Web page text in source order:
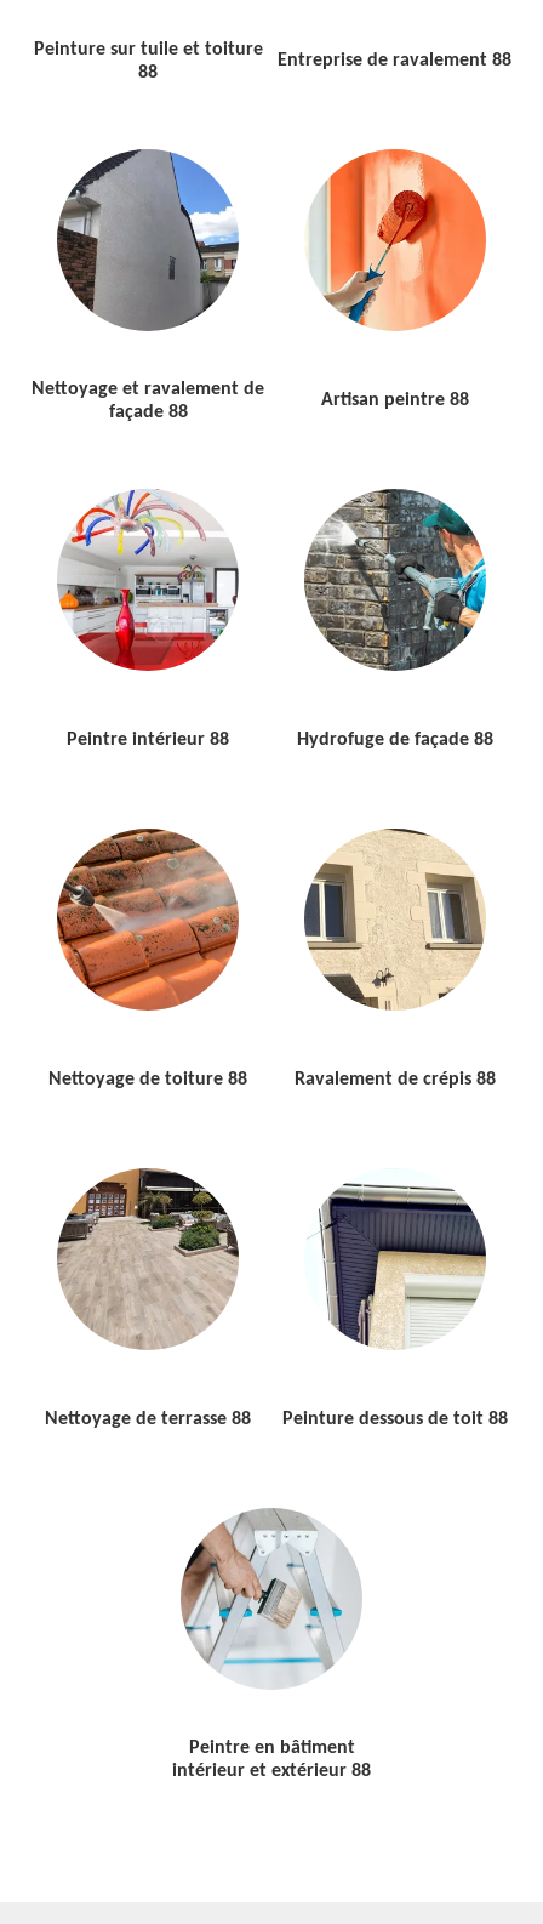
Peinture sur tuile et toiture
88
Entreprise de ravalement 88
Nettoyage et ravalement de
façade 88
Artisan peintre 88
Peintre intérieur 88 Hydrofuge de façade 88
Nettoyage de toiture 88 Ravalement de crépis 88
Nettoyage de terrasse 88 Peinture dessous de toit 88
Peintre en bâtiment
intérieur et extérieur 88